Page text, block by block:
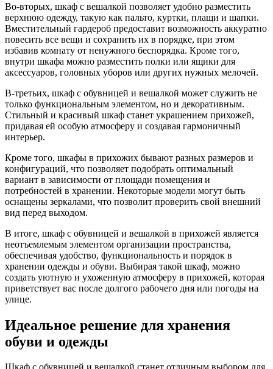
Во-вторых, шкаф с вешалкой позволяет удобно разместить
верхнюю одежду, такую как пальто, куртки, плащи и шапки.
Вместительный гардероб предоставит возможность аккуратно
повесить все вещи и сохранить их в порядке, при этом
избавив комнату от ненужного беспорядка. Кроме того,
внутри шкафа можно разместить полки или ящики для
аксессуаров, головных уборов или других нужных мелочей.
В-третьих, шкаф с обувницей и вешалкой может служить не
только функциональным элементом, но и декоративным.
Стильный и красивый шкаф станет украшением прихожей,
придавая ей особую атмосферу и создавая гармоничный
интерьер.
Кроме того, шкафы в прихожих бывают разных размеров и
конфигураций, что позволяет подобрать оптимальный
вариант в зависимости от площади помещения и
потребностей в хранении. Некоторые модели могут быть
оснащены зеркалами, что позволит проверить свой внешний
вид перед выходом.
В итоге, шкаф с обувницей и вешалкой в прихожей является
неотъемлемым элементом организации пространства,
обеспечивая удобство, функциональность и порядок в
хранении одежды и обуви. Выбирая такой шкаф, можно
создать уютную и ухоженную атмосферу в прихожей, которая
приветствует вас после долгого рабочего дня или погоды на
улице.
Идеальное решение для хранения
обуви и одежды